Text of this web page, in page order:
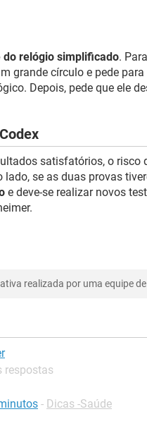
do relógio simplificado.
grande círculo e pede para
Depois, pede que ele
satisfatórios, o risco
se as duas provas
e deve-se realizar novos
realizada por uma equipe
respostas
- Dicas -Saúde